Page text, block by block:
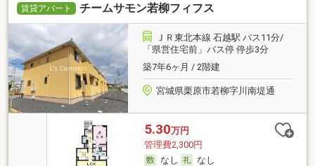
賃貸アパート チームサモン若柳フィフス
ＪＲ東北本線 石越駅 バス11分/
「県営住宅前」バス停 停歩3分
築7年6ヶ月 / 2階建
宮城県栗原市若柳字川南堤通
5.30万円
管理費2,300円
なし
なし